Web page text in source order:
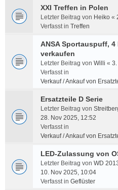
XXI Treffen in Polen
Letzter Beitrag von Heiko «
Verfasst in Treffen
ANSA Sportauspuff, 4
verkaufen
Letzter Beitrag von Willi «
Verfasst in
Verkauf / Ankauf von
Ersatzteile D Serie
Letzter Beitrag von
28. Nov 2025, 12:52
Verfasst in
Verkauf / Ankauf von
LED-Zulassung von
Letzter Beitrag von WD
10. Nov 2025, 10:04
Verfasst in Geflüster